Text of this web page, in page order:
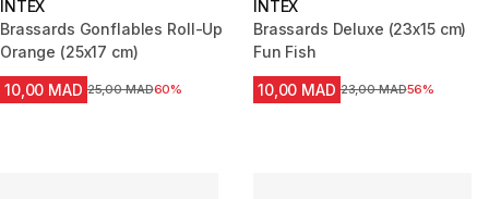
INTEX
Brassards Gonflables Roll-Up
Orange (25x17 cm)
10,00 MAD Prix avant la réduction
25,00 MAD60%
INTEX
Brassards Deluxe (23x15 cm)
Fun Fish
10,00 MAD Prix avant la réduction
23,00 MAD56%